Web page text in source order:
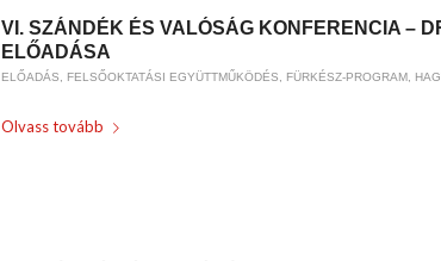
VI. SZÁNDÉK ÉS VALÓSÁG KONFERENCIA –
ELŐADÁSA
ELŐADÁS FELSŐOKTATÁSI EGYÜTTMŰKÖDÉS FÜRKÉSZ-PROGRAM
Olvass tovább